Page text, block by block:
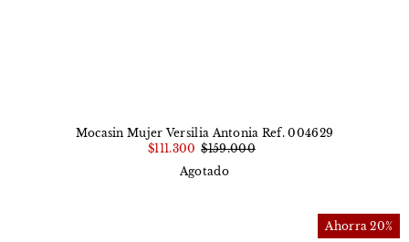
Mocasin Mujer Versilia Antonia Ref. 004629
$111.300 $159.000
Agotado
Ahorra 20%